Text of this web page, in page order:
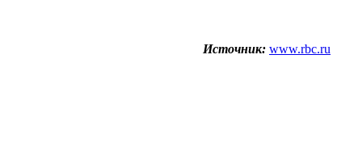
Источник: www.rbc.ru